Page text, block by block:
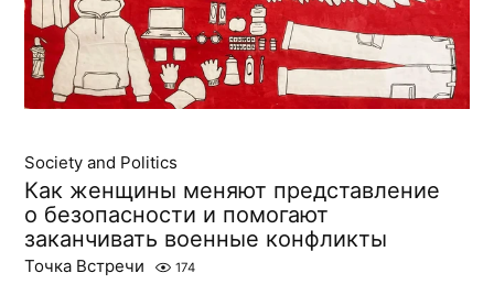
Society and Politics
Как женщины меняют представление
о безопасности и помогают
заканчивать военные конфликты
Точка Встречи 174